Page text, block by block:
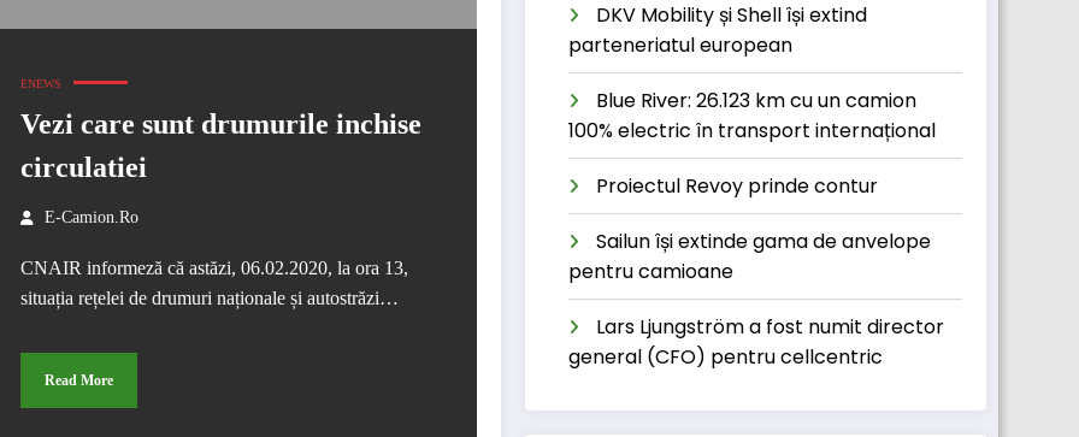
ENEWS
Vezi care sunt drumurile inchise
circulatiei
E-Camion.ro
CNAIR informeză că astăzi, 06.02.2020, la ora 13,
situația rețelei de drumuri naționale și autostrăzi…
Read More
DKV Mobility și Shell își extind
parteneriatul european
Blue River: 26.123 km cu un camion
100% electric în transport internațional
Proiectul Revoy prinde contur
Sailun își extinde gama de anvelope
pentru camioane
Lars Ljungström a fost numit director
general (CFO) pentru cellcentric